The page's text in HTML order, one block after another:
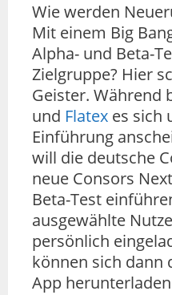
Wie werden
Mit einem Big
Alpha- und Beta-
Zielgruppe? Hier
Geister. Während
und Flatex es sich
Einführung
will die deutsche
neue Consors
Beta-Test
ausgewählte
persönlich
können sich dann
App